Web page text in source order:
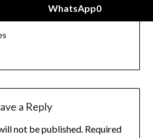
WhatsApp0
a Reply
not be published. Required